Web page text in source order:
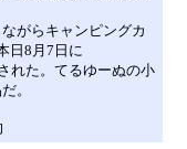
がらキャンピングカ
日8月7日に
れた。てるゆーぬの小
。